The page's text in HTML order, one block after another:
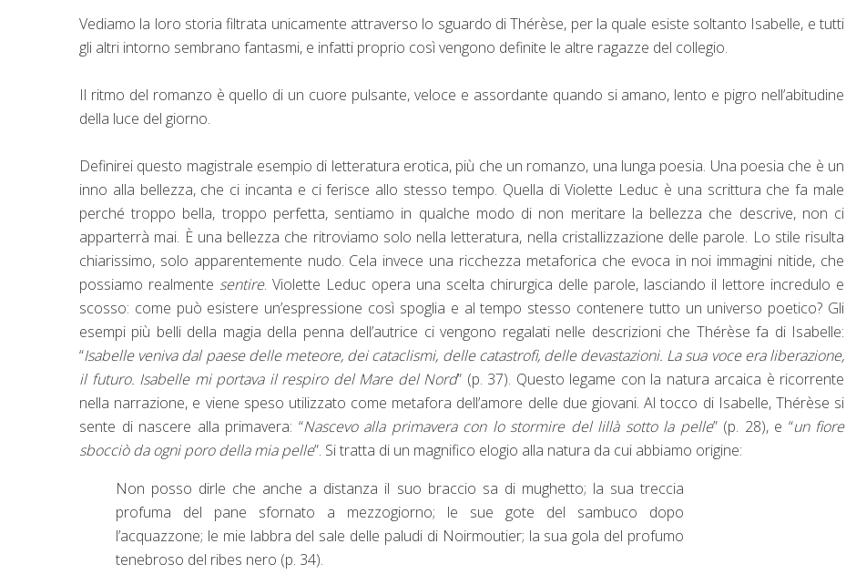
Vediamo la loro storia filtrata unicamente attraverso lo sguardo di Thérèse, per la quale esiste soltanto Isabelle, e tutti
gli altri intorno sembrano fantasmi, e infatti proprio così vengono definite le altre ragazze del collegio.
Il ritmo del romanzo è quello di un cuore pulsante, veloce e assordante quando si amano, lento e pigro nell’abitudine
della luce del giorno.
Definirei questo magistrale esempio di letteratura erotica, più che un romanzo, una lunga poesia. Una poesia che è un
inno alla bellezza, che ci incanta e ci ferisce allo stesso tempo. Quella di Violette Leduc è una scrittura che fa male
perché troppo bella, troppo perfetta, sentiamo in qualche modo di non meritare la bellezza che descrive, non ci
apparterrà mai. È una bellezza che ritroviamo solo nella letteratura, nella cristallizzazione delle parole. Lo stile risulta
chiarissimo, solo apparentemente nudo. Cela invece una ricchezza metaforica che evoca in noi immagini nitide, che
possiamo realmente sentire. Violette Leduc opera una scelta chirurgica delle parole, lasciando il lettore incredulo e
scosso: come può esistere un’espressione così spoglia e al tempo stesso contenere tutto un universo poetico? Gli
esempi più belli della magia della penna dell’autrice ci vengono regalati nelle descrizioni che Thérèse fa di Isabelle:
“Isabelle veniva dal paese delle meteore, dei cataclismi, delle catastrofi, delle devastazioni. La sua voce era liberazione,
il futuro. Isabelle mi portava il respiro del Mare del Nord” (p. 37). Questo legame con la natura arcaica è ricorrente
nella narrazione, e viene speso utilizzato come metafora dell’amore delle due giovani. Al tocco di Isabelle, Thérèse si
sente di nascere alla primavera: “Nascevo alla primavera con lo stormire del lillà sotto la pelle” (p. 28), e “un fiore
sbocciò da ogni poro della mia pelle”. Si tratta di un magnifico elogio alla natura da cui abbiamo origine:
Non posso dirle che anche a distanza il suo braccio sa di mughetto; la sua treccia
profuma del pane sfornato a mezzogiorno; le sue gote del sambuco dopo
l’acquazzone; le mie labbra del sale delle paludi di Noirmoutier; la sua gola del profumo
tenebroso del ribes nero (p. 34).